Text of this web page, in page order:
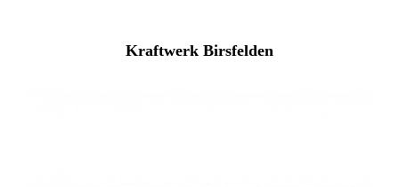
Kraftwerk Birsfelden